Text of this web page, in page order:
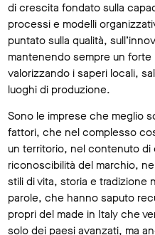
di crescita fondato sulla
processi e modelli
puntato sulla qualità,
mantenendo sempre un
valorizzando i saperi locali,
luoghi di produzione.
Sono le imprese che meglio
fattori, che nel complesso
un territorio, nel contenuto di
riconoscibilità del marchio,
stili di vita, storia e tradizione
parole, che hanno saputo
propri del made in Italy che
solo dei paesi avanzati, ma